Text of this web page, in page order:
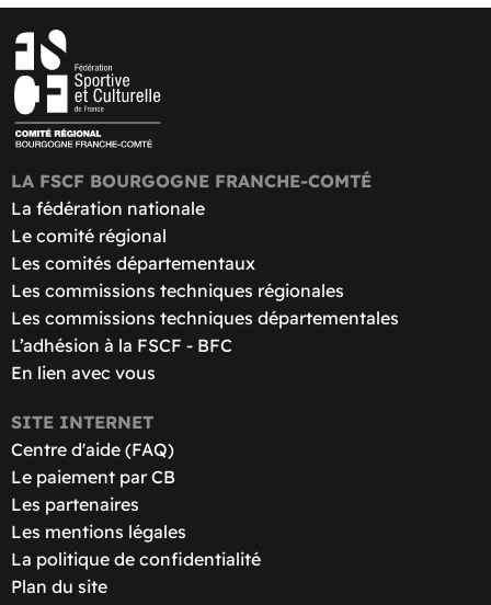
LA FSCF BOURGOGNE FRANCHE-COMTÉ
La fédération nationale
Le comité régional
Les comités départementaux
Les commissions techniques régionales
Les commissions techniques départementales
L’adhésion à la FSCF - BFC
En lien avec vous
SITE INTERNET
Centre d'aide (FAQ)
Le paiement par CB
Les partenaires
Les mentions légales
La politique de confidentialité
Plan du site